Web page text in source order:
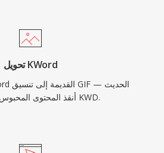
تحويل KWord
أنقذ المحتوى المحبوس في ملفات KWD.